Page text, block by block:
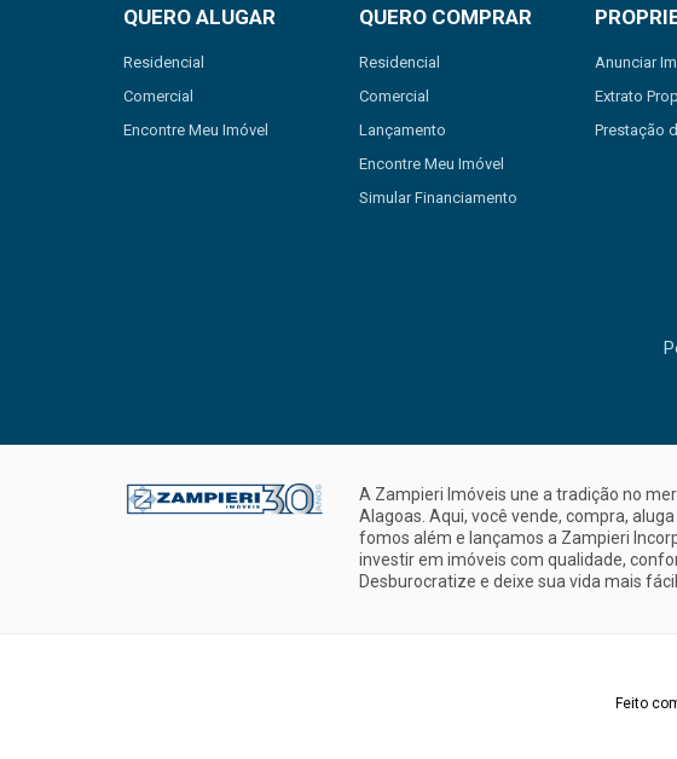
QUERO ALUGAR
Residencial
Comercial
Encontre Meu Imóvel
QUERO COMPRAR
Residencial
Comercial
Lançamento
Encontre Meu Imóvel
Simular Financiamento
Anunciar
Extrato
Prestação
A Zampieri Imóveis une a tradição no
Alagoas. Aqui, você vende, compra,
fomos além e lançamos a Zampieri
investir em imóveis com qualidade,
Desburocratize e deixe sua vida mais
Feito